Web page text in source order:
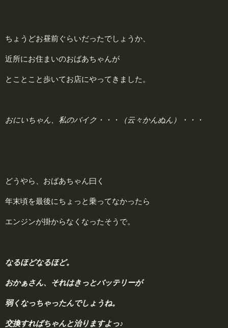
ちょうどお昼前ぐらいだったでしょうか、
近所にお住まいのおばあちゃんが
とことこと歩いてお店にやってきました。
おにいちゃん、私のバイク・・・（云々かんぬん）・・・
どうやら、おばあちゃん曰く
年末頃を最後にちょっと乗ってなかったら
エンジンが掛からなくなったそうで。
なるほどなるほど。
おかぁさん、それはきっとバッテリーが
弱くなっちゃったんでしょうね。
交換すればちゃんと治りますよっ♪